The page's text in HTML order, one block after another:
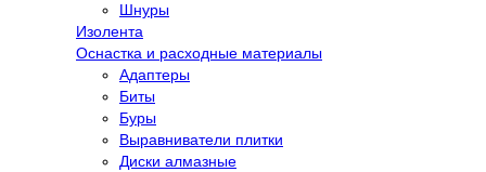
Шнуры
Изолента
Оснастка и расходные материалы
Адаптеры
Биты
Буры
Выравниватели плитки
Диски алмазные